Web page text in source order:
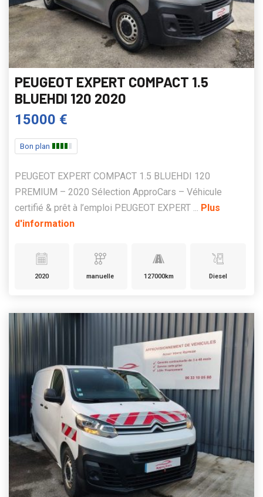
PEUGEOT EXPERT COMPACT 1.5
BLUEHDI 120 2020
15000 €
Bon plan
PEUGEOT EXPERT COMPACT 1.5 BLUEHDI 120
PREMIUM – 2020 Sélection ApproCars – Véhicule
certifié & prêt à l’emploi PEUGEOT EXPERT ... Plus
d'information
2020 manuelle 127000km Diesel